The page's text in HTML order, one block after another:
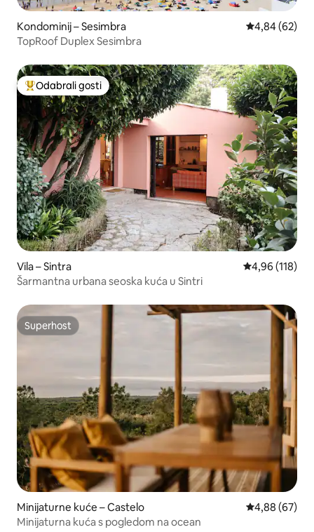
Kondominij – Sesimbra Prosječna
4,84 (62)
TopRoof Duplex Sesimbra
Među najviše rangiranima s oznakom „Odabrali gosti”
Odabrali gosti
Vila – Sintra Prosječna
4,96 (118)
Šarmantna urbana seoska kuća u Sintri
Superhost
Superhost
Minijaturne kuće – Castelo Prosječna
4,88 (67)
Minijaturna kuća s pogledom na ocean